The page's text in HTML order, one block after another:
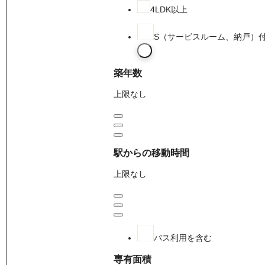
4LDK以上
S（サービスルーム、納戸）
築年数
上限なし
駅からの移動時間
上限なし
バス利用を含む
専有面積